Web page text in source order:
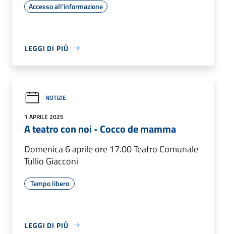
Accesso all'informazione
LEGGI DI PIÙ
NOTIZIE
1 APRILE 2025
A teatro con noi - Cocco de mamma
Domenica 6 aprile ore 17.00 Teatro Comunale
Tullio Giacconi
Tempo libero
LEGGI DI PIÙ